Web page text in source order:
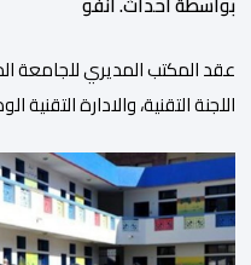
عقد المكتب المديري للجامعة
اللجنة التقنية، والادارة
المنتخبات الوطنية خلال
من طرف اللجنة التقنية التي